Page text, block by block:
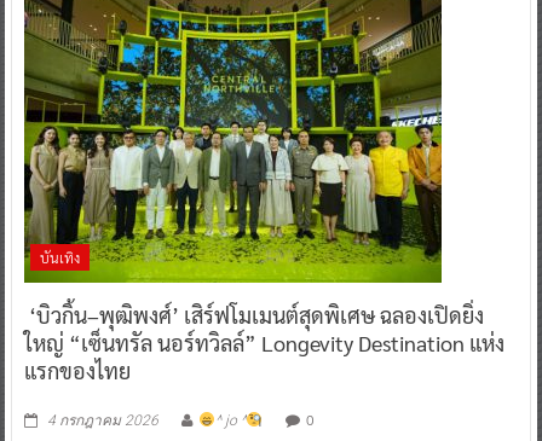
บันเทิง
‘บิวกิ้น–พุฒิพงศ์’ เสิร์ฟโมเมนต์สุดพิเศษ ฉลองเปิดยิ่ง
ใหญ่ “เซ็นทรัล นอร์ทวิลล์” Longevity Destination แห่ง
แรกของไทย
4 กรกฎาคม 2026 ^ jo ^ 0